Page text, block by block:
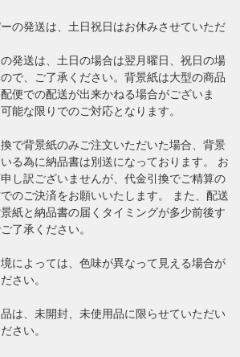
の発送は、土日祝日はお休みさせていただ
発送は、土日の場合は翌月曜日、祝日の場
で、ご了承ください。背景紙は大型の商品
便での配送が出来かねる場合がございま
能な限りでのご対応となります。
で背景紙のみご注文いただいた場合、背景
る為に納品書は別送になっております。 お
し訳ございませんが、代金引換でご精算の
のご決済をお願いいたします。 また、配送
紙と納品書の届くタイミングが多少前後す
了承ください。
によっては、色味が異なって見える場合が
さい。
は、未開封、未使用品に限らせていただい
さい。